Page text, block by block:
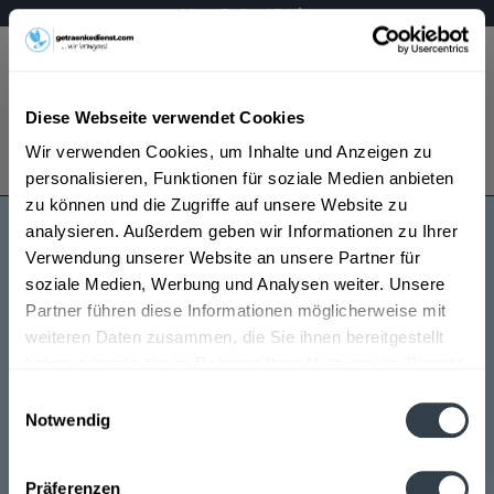
Diese Webseite verwendet Cookies
Wir verwenden Cookies, um Inhalte und Anzeigen zu
personalisieren, Funktionen für soziale Medien anbieten
zu können und die Zugriffe auf unsere Website zu
analysieren. Außerdem geben wir Informationen zu Ihrer
Verwendung unserer Website an unsere Partner für
soziale Medien, Werbung und Analysen weiter. Unsere
Partner führen diese Informationen möglicherweise mit
weiteren Daten zusammen, die Sie ihnen bereitgestellt
Notwendig
Präferenzen
Mo – Fr 9 – 17 Uhr
Menü
Bestellung widerrufen
Es gilt unsere Datenschutzerklärung
Lemke
Lemke wird in den folgenden Regionen, Städten,